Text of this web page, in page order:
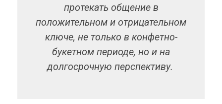
протекать общение в
положительном и отрицательном
ключе, не только в конфетно-
букетном периоде, но и на
долгосрочную перспективу.